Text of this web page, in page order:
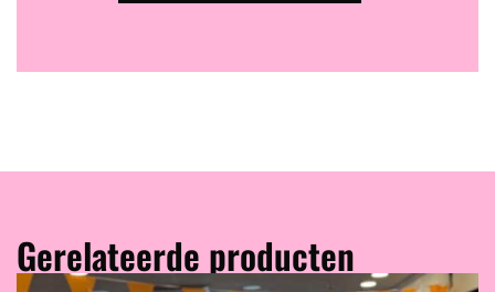
Gerelateerde producten